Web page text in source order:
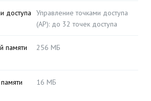
доступа
Управление точками доступа
(AP): до 32 точек доступа
памяти
256 МБ
16 МБ